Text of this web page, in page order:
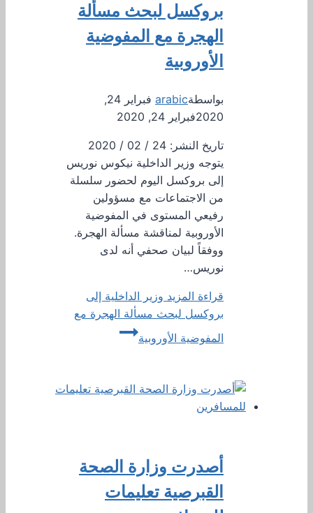
بروكسل لبحث مسألة
الهجرة مع المفوضية
الأوروبية
بواسطةarabic
فبراير 24,
2020فبراير 24, 2020
تاريخ النشر: 24 / 02 / 2020
يتوجه وزير الداخلية نيكوس نوريس
إلى بروكسل اليوم لحضور سلسلة
من الاجتماعات مع مسؤولين
رفيعي المستوى في المفوضية
الأوروبية لمناقشة مسألة الهجرة.
ووفقاً لبيان صحفي أنه لدى
نوريس…
قراءة المزيد وزير الداخلية إلى
بروكسل لبحث مسألة الهجرة مع
المفوضية الأوروبية
أصدرت وزارة الصحة
القبرصية تعليمات